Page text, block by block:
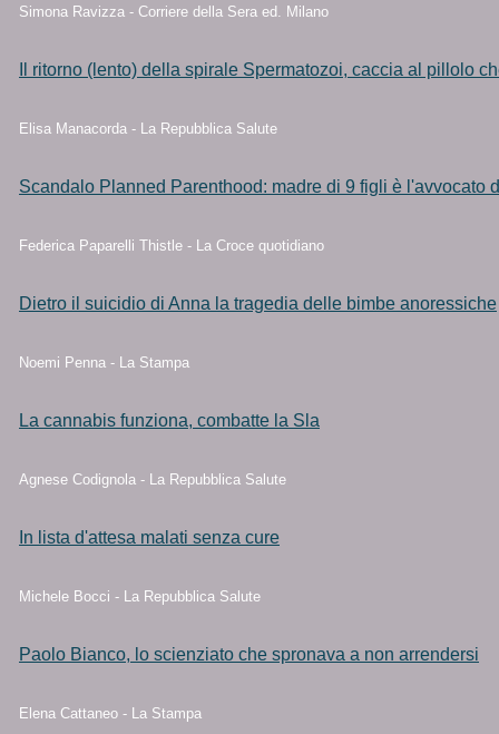
Simona Ravizza - Corriere della Sera ed. Milano
Il ritorno (lento) della spirale Spermatozoi, caccia al pillolo
Elisa Manacorda - La Repubblica Salute
Scandalo Planned Parenthood: madre di 9 figli è l'avvocato
Federica Paparelli Thistle - La Croce quotidiano
Dietro il suicidio di Anna la tragedia delle bimbe anoressiche
Noemi Penna - La Stampa
La cannabis funziona, combatte la Sla
Agnese Codignola - La Repubblica Salute
In lista d'attesa malati senza cure
Michele Bocci - La Repubblica Salute
Paolo Bianco, lo scienziato che spronava a non arrendersi
Elena Cattaneo - La Stampa